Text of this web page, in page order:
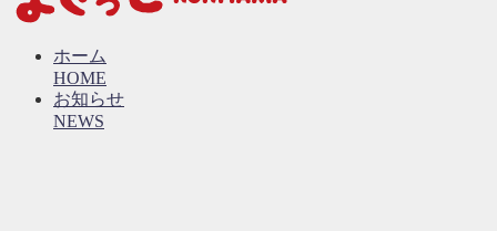
ホーム
HOME
お知らせ
NEWS